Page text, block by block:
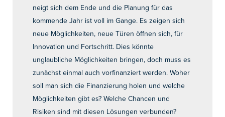
neigt sich dem Ende und die Planung für das
kommende Jahr ist voll im Gange. Es zeigen sich
neue Möglichkeiten, neue Türen öffnen sich, für
Innovation und Fortschritt. Dies könnte
unglaubliche Möglichkeiten bringen, doch muss es
zunächst einmal auch vorfinanziert werden. Woher
soll man sich die Finanzierung holen und welche
Möglichkeiten gibt es? Welche Chancen und
Risiken sind mit diesen Lösungen verbunden?